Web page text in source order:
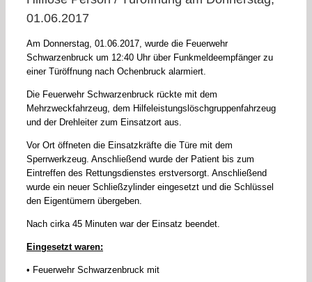
01.06.2017
Am Donnerstag, 01.06.2017, wurde die Feuerwehr
Schwarzenbruck um 12:40 Uhr über Funkmeldeempfänger zu
einer Türöffnung nach Ochenbruck alarmiert.
Die Feuerwehr Schwarzenbruck rückte mit dem
Mehrzweckfahrzeug, dem Hilfeleistungslöschgruppenfahrzeug
und der Drehleiter zum Einsatzort aus.
Vor Ort öffneten die Einsatzkräfte die Türe mit dem
Sperrwerkzeug. Anschließend wurde der Patient bis zum
Eintreffen des Rettungsdienstes erstversorgt. Anschließend
wurde ein neuer Schließzylinder eingesetzt und die Schlüssel
den Eigentümern übergeben.
Nach cirka 45 Minuten war der Einsatz beendet.
Eingesetzt waren:
• Feuerwehr Schwarzenbruck mit